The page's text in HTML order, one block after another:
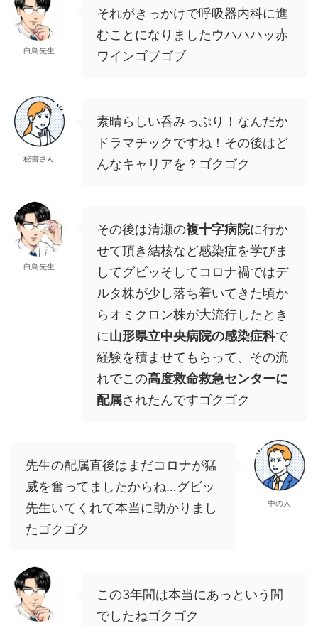
白鳥先生
それがきっかけで呼吸器内科に進
むことになりましたウハハハッ赤
ワインゴブゴブ
秘書さん
素晴らしい呑みっぷり！なんだか
ドラマチックですね！その後はど
んなキャリアを？ゴクゴク
白鳥先生
その後は清瀬の複十字病院に行か
せて頂き結核など感染症を学びま
してグビッそしてコロナ禍ではデ
ルタ株が少し落ち着いてきた頃か
らオミクロン株が大流行したとき
に山形県立中央病院の感染症科で
経験を積ませてもらって、その流
れでこの高度救命救急センターに
配属されたんですゴクゴク
先生の配属直後はまだコロナが猛
威を奮ってましたからね…グビッ
先生いてくれて本当に助かりまし
たゴクゴク
中の人
この3年間は本当にあっという間
でしたねゴクゴク